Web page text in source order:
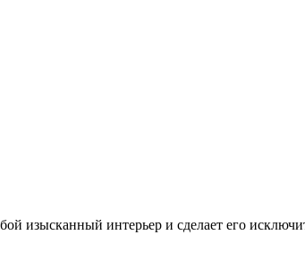
изысканный интерьер и сделает его